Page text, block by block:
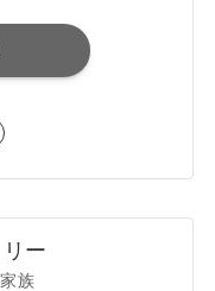
ー
族